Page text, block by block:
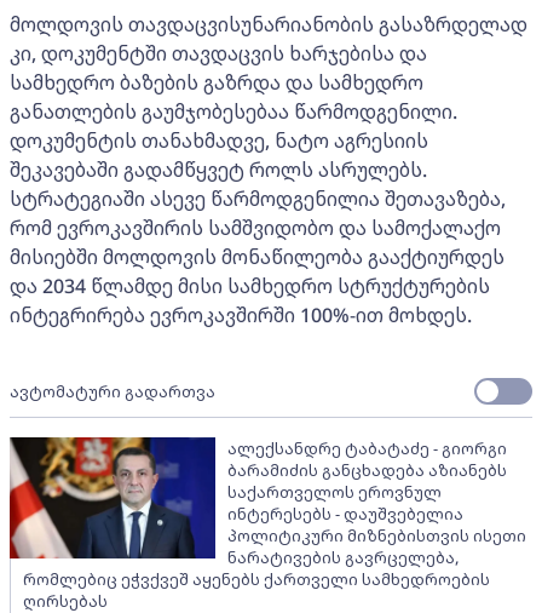
მოლდოვის თავდაცვისუნარიანობის გასაზრდელად
კი, დოკუმენტში თავდაცვის ხარჯებისა და
სამხედრო ბაზების გაზრდა და სამხედრო
განათლების გაუმჯობესებაა წარმოდგენილი.
დოკუმენტის თანახმადვე, ნატო აგრესიის
შეკავებაში გადამწყვეტ როლს ასრულებს.
სტრატეგიაში ასევე წარმოდგენილია შეთავაზება,
რომ ევროკავშირის სამშვიდობო და სამოქალაქო
მისიებში მოლდოვის მონაწილეობა გააქტიურდეს
და 2034 წლამდე მისი სამხედრო სტრუქტურების
ინტეგრირება ევროკავშირში 100%-ით მოხდეს.
ავტომატური გადართვა
ალექსანდრე ტაბატაძე - გიორგი
ბარამიძის განცხადება აზიანებს
საქართველოს ეროვნულ
ინტერესებს - დაუშვებელია
პოლიტიკური მიზნებისთვის ისეთი
ნარატივების გავრცელება,
რომლებიც ეჭვქვეშ აყენებს ქართველი სამხედროების
ღირსებას